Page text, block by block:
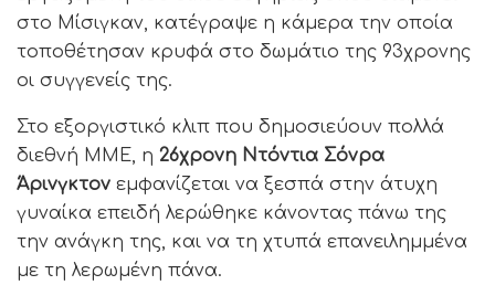
στο Μίσιγκαν, κατέγραψε η κάμερα την οποία
τοποθέτησαν κρυφά στο δωμάτιο της 93χρονης
οι συγγενείς της.
Στο εξοργιστικό κλιπ που δημοσιεύουν πολλά
διεθνή ΜΜΕ, η 26χρονη Ντόντια Σόνρα
Άρινγκτον εμφανίζεται να ξεσπά στην άτυχη
γυναίκα επειδή λερώθηκε κάνοντας πάνω της
την ανάγκη της, και να τη χτυπά επανειλημμένα
με τη λερωμένη πάνα.